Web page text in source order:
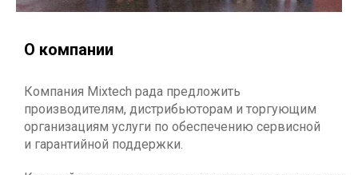
О компании
Компания Mixtech рада предложить
производителям, дистрибьюторам и торгующим
организациям услуги по обеспечению сервисной
и гарантийной поддержки.